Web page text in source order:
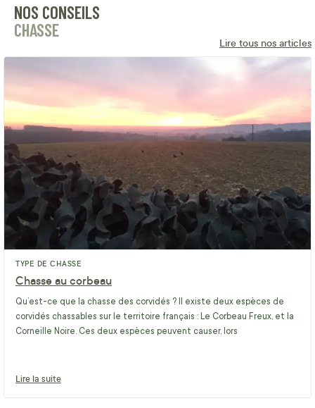
NOS CONSEILS
CHASSE
Lire tous nos articles
TYPE DE CHASSE
Chasse au corbeau
Qu’est-ce que la chasse des corvidés ? Il existe deux espèces de
corvidés chassables sur le territoire français : Le Corbeau Freux, et la
Corneille Noire. Ces deux espèces peuvent causer, lors
Lire la suite